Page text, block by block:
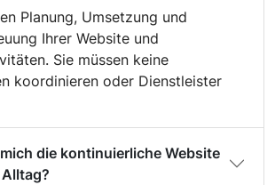
Planung, Umsetzung und
Ihrer Website und
Sie müssen keine
koordinieren oder Dienstleister
die kontinuierliche Website